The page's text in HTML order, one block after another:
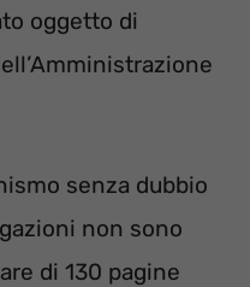
oggetto di
senza dubbio
non sono
di 130 pagine